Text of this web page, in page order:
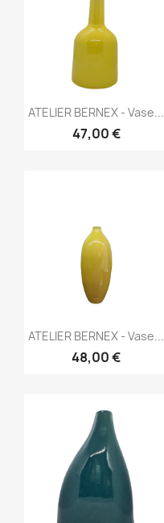
Aperçu rapide
ATELIER BERNEX - Vase...
47,00 €
Aperçu rapide
ATELIER BERNEX - Vase...
48,00 €